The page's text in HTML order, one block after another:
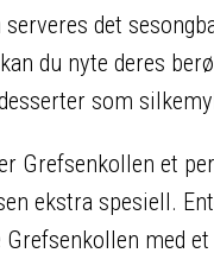
det
du nyte deres
som
Grefsenkollen et
ekstra spesiell.
med